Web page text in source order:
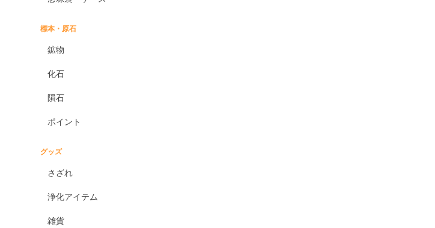
標本・原石
鉱物
化石
隕石
ポイント
グッズ
さざれ
浄化アイテム
雑貨